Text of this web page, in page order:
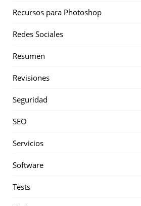
Recursos para Photoshop
Redes Sociales
Resumen
Revisiones
Seguridad
SEO
Servicios
Software
Tests